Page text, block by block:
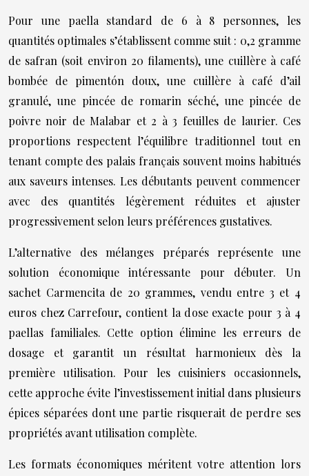
Pour une paella standard de 6 à 8 personnes, les
quantités optimales s’établissent comme suit : 0,2 gramme
de safran (soit environ 20 filaments), une cuillère à café
bombée de pimentón doux, une cuillère à café d’ail
granulé, une pincée de romarin séché, une pincée de
poivre noir de Malabar et 2 à 3 feuilles de laurier. Ces
proportions respectent l’équilibre traditionnel tout en
tenant compte des palais français souvent moins habitués
aux saveurs intenses. Les débutants peuvent commencer
avec des quantités légèrement réduites et ajuster
progressivement selon leurs préférences gustatives.
L’alternative des mélanges préparés représente une
solution économique intéressante pour débuter. Un
sachet Carmencita de 20 grammes, vendu entre 3 et 4
euros chez Carrefour, contient la dose exacte pour 3 à 4
paellas familiales. Cette option élimine les erreurs de
dosage et garantit un résultat harmonieux dès la
première utilisation. Pour les cuisiniers occasionnels,
cette approche évite l’investissement initial dans plusieurs
épices séparées dont une partie risquerait de perdre ses
propriétés avant utilisation complète.
Les formats économiques méritent votre attention lors